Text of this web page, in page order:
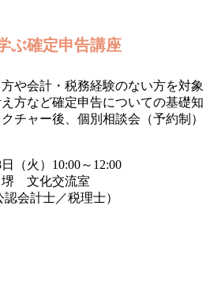
ぶ確定申告講座
や会計・税務経験のない方を対象
方など確定申告についての基礎知
チャー後、個別相談会（予約制）
（火）10:00～12:00
文化交流室
会計士／税理士）